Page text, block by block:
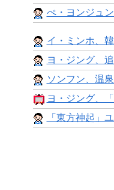
ぺ・ヨンジュ
イ・ミンホ、
ヨ・ジング、
ソンフン、温
ヨ・ジング、
「東方神起」